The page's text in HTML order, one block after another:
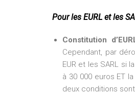
Pour les EURL et les
Constitution
Cependant, par
EUR et les SARL si
à 30 000 euros ET
deux conditions